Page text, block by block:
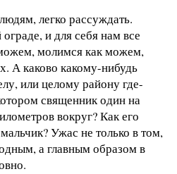
легко рассуждать.
и для себя нам все
молимся как можем,
А каково какому-нибудь
или целому району где-
священник один на
вокруг? Как его
Ужас не только в том,
а главным образом в